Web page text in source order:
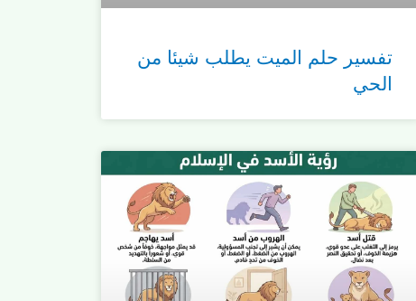
تفسير حلم الميت يطلب شيئا من
الحي